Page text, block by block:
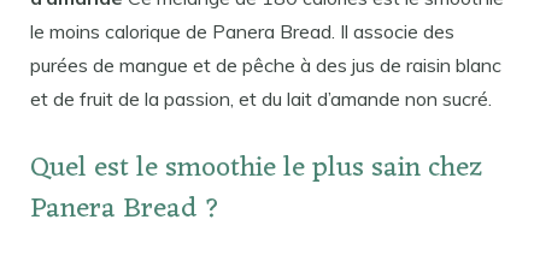
le moins calorique de Panera Bread. Il associe des
purées de mangue et de pêche à des jus de raisin blanc
et de fruit de la passion, et du lait d’amande non sucré.
Quel est le smoothie le plus sain chez
Panera Bread ?